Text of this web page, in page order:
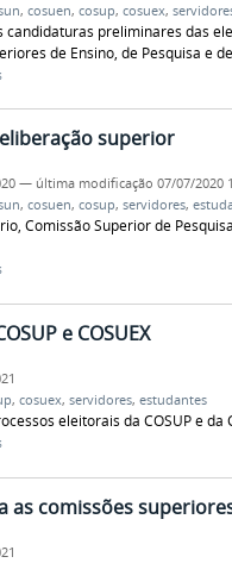
, cosuen, cosup, cosuex,
candidaturas preliminares das
de Ensino, de Pesquisa e
superior
— última modificação 07/07/2020
, cosuen, cosup, servidores,
Comissão Superior de
e COSUEX
, cosuex, servidores, estudantes
eleitorais da COSUP e
as comissões